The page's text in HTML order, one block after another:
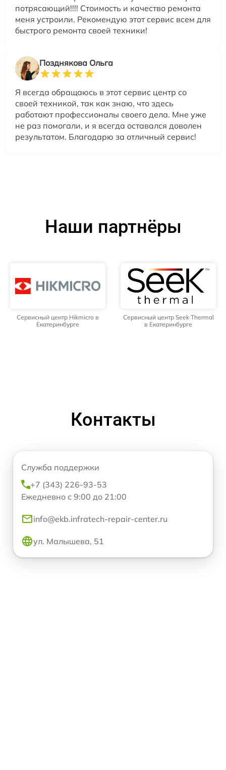
потрясающий!!!! Стоимость и качество ремонта
меня устроили. Рекомендую этот сервис всем для
быстрого ремонта своей техники!
Позднякова Ольга
Я всегда обращаюсь в этот сервис центр со
своей техникой, так как знаю, что здесь
работают профессионалы своего дела. Мне уже
не раз помогали, и я всегда оставался доволен
результатом. Благодарю за отличный сервис!
Наши партнёры
Сервисный центр Hikmicro в
Екатеринбурге
Сервисный центр Seek Thermal
в Екатеринбурге
Контакты
Служба поддержки
+7 (343) 226-93-53
Ежедневно с 9:00 до 21:00
info@ekb.infratech-repair-center.ru
ул. Малышева, 51